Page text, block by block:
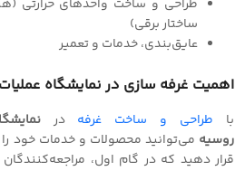
طراحی و ساخت واحدهای حرارتی
ساختار برقی)
عایق‌بندی، خدمات و تعمیر
اهمیت غرفه سازی در نمایشگاه
با طراحی و‌ ساخت غرفه در
روسیه می‌توانید محصولات و خدمات خود
قرار دهید که در گام اول،